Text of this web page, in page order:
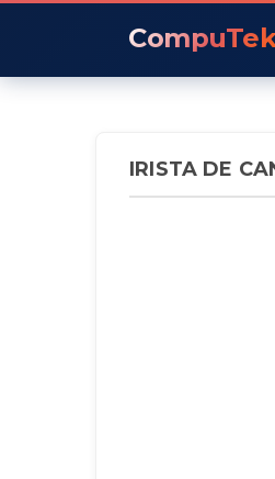
IRISTA DE